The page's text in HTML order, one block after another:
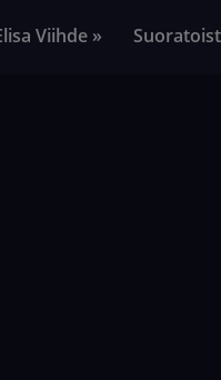
Elisa Viihde »